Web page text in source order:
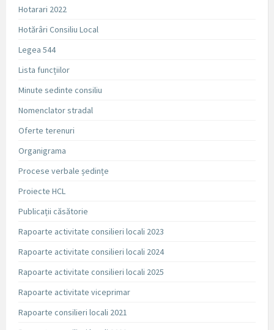
Hotarari 2022
Hotărâri Consiliu Local
Legea 544
Lista funcțiilor
Minute sedinte consiliu
Nomenclator stradal
Oferte terenuri
Organigrama
Procese verbale ședințe
Proiecte HCL
Publicații căsătorie
Rapoarte activitate consilieri locali 2023
Rapoarte activitate consilieri locali 2024
Rapoarte activitate consilieri locali 2025
Rapoarte activitate viceprimar
Rapoarte consilieri locali 2021